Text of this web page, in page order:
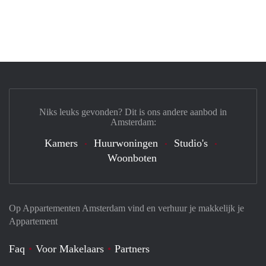
Op Appartementen Amsterdam vind en verhuur je makkelijk je
Appartement
Faq Voor Makelaars Partners
Niks leuks gevonden? Dit is ons andere aanbod in
Amsterdam:
Kamers Huurwoningen
Studio's
Woonboten